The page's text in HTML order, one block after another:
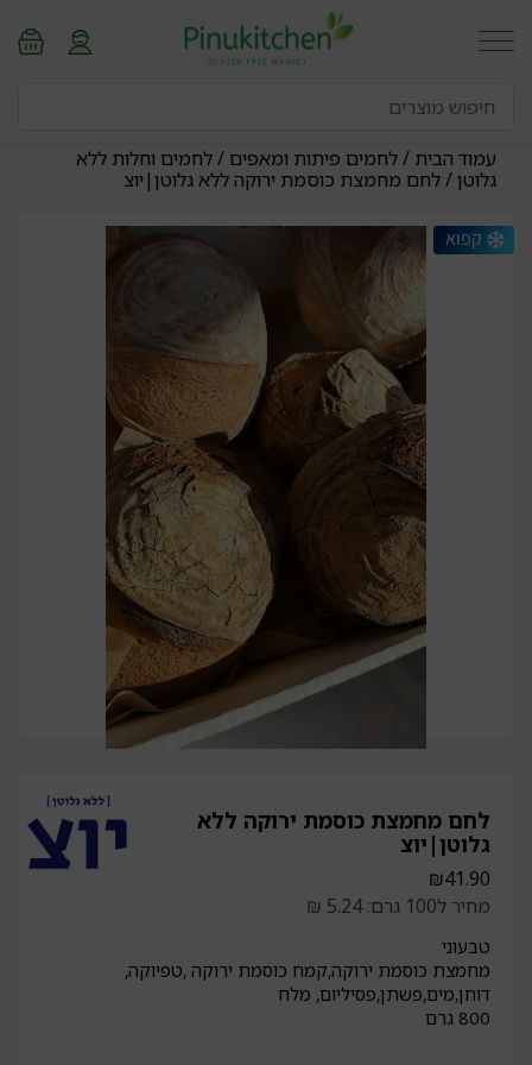
עמוד הבית /לחמים פיתות ומאפים /לחמים וחלות ללא
גלוטן/ לחם מחמצת כוסמת ירוקה ללא גלוטן|יוצ
לחם מחמצת כוסמת ירוקה ללא
גלוטן|יוצ
₪41.90
מחיר ל100 גרם: 5.24 ₪
טבעוני
מחמצת כוסמת ירוקה,קמח כוסמת ירוקה ,טפיוקה,
דוחן,מים,פשתן,פסיליום, מלח
800 גרם